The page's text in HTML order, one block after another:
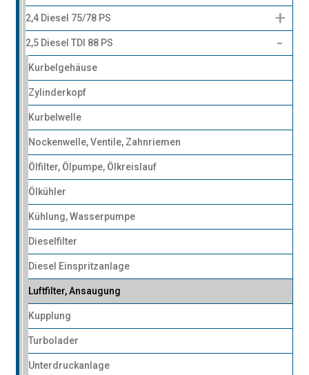
2,4 Diesel 75/78 PS
2,5 Diesel TDI 88 PS
Kurbelgehäuse
Zylinderkopf
Kurbelwelle
Nockenwelle, Ventile, Zahnriemen
Ölfilter, Ölpumpe, Ölkreislauf
Ölkühler
Kühlung, Wasserpumpe
Dieselfilter
Diesel Einspritzanlage
Luftfilter, Ansaugung
Kupplung
Turbolader
Unterdruckanlage